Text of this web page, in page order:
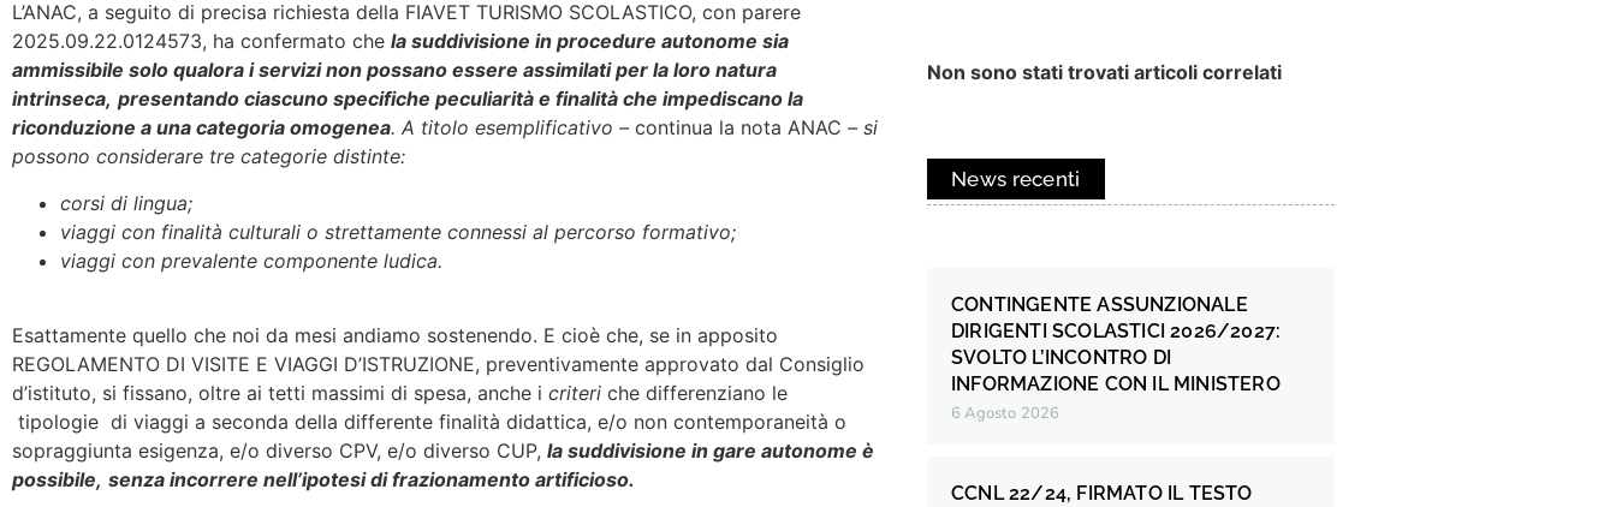
L’ANAC, a seguito di precisa richiesta della FIAVET TURISMO SCOLASTICO, con parere
2025.09.22.0124573, ha confermato che la suddivisione in procedure autonome sia
ammissibile solo qualora i servizi non possano essere assimilati per la loro natura
intrinseca, presentando ciascuno specifiche peculiarità e finalità che impediscano la
riconduzione a una categoria omogenea. A titolo esemplificativo – continua la nota ANAC – si
possono considerare tre categorie distinte:
corsi di lingua;
viaggi con finalità culturali o strettamente connessi al percorso formativo;
viaggi con prevalente componente ludica.
Esattamente quello che noi da mesi andiamo sostenendo. E cioè che, se in apposito
REGOLAMENTO DI VISITE E VIAGGI D’ISTRUZIONE, preventivamente approvato dal Consiglio
d’istituto, si fissano, oltre ai tetti massimi di spesa, anche i criteri che differenziano le
tipologie di viaggi a seconda della differente finalità didattica, e/o non contemporaneità o
sopraggiunta esigenza, e/o diverso CPV, e/o diverso CUP, la suddivisione in gare autonome è
possibile, senza incorrere nell’ipotesi di frazionamento artificioso.
Non sono stati trovati articoli correlati
News recenti
CONTINGENTE ASSUNZIONALE
DIRIGENTI SCOLASTICI 2026/2027:
SVOLTO L’INCONTRO DI
INFORMAZIONE CON IL MINISTERO
6 Agosto 2026
CCNL 22/24, FIRMATO IL TESTO